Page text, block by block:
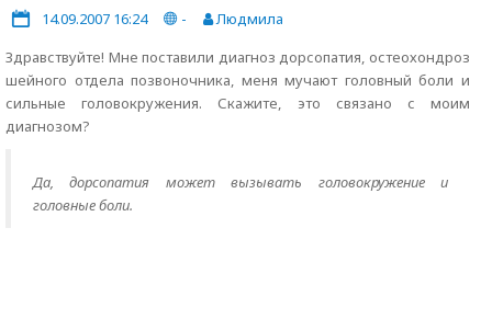
14.09.2007 16:24 -
Людмила
Здравствуйте! Мне поставили диагноз дорсопатия, остеохондроз
шейного отдела позвоночника, меня мучают головный боли и
сильные головокружения. Скажите, это связано с моим
диагнозом?
Да, дорсопатия может вызывать головокружение и
головные боли.